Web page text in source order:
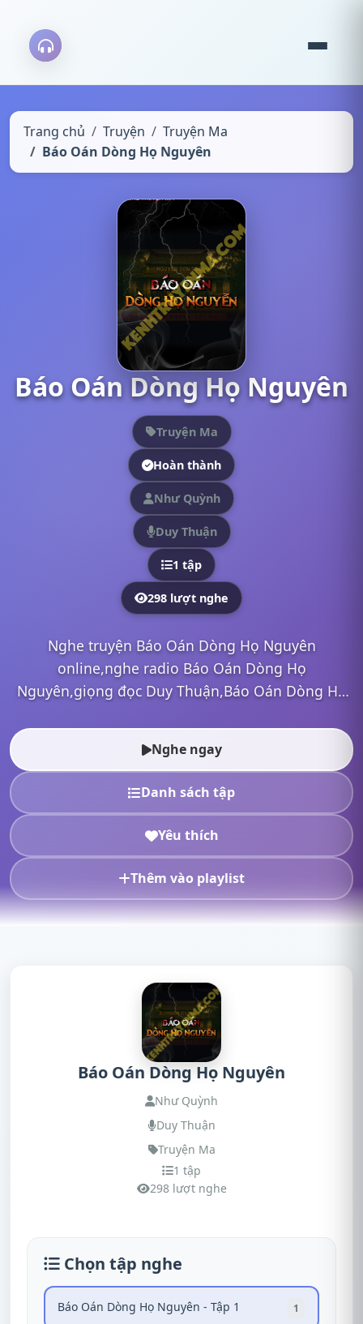
Trang chủ Truyện
Truyện Ma
Báo Oán Dòng Họ Nguyên
Báo Oán Dòng Họ Nguyên
Truyện Ma
Hoàn thành
Như Quỳnh
Duy Thuận
1 tập
298 lượt nghe
Nghe truyện Báo Oán Dòng Họ Nguyên
online,nghe radio Báo Oán Dòng Họ
Nguyên,giọng đọc Duy Thuận,Báo Oán Dòng Họ
onli...
Nghe ngay
Danh sách tập
Yêu thích
Thêm vào playlist
Báo Oán Dòng Họ Nguyên
Như Quỳnh
Duy Thuận
Truyện Ma
1 tập
298 lượt nghe
Chọn tập nghe
Báo Oán Dòng Họ Nguyên - Tập 1 1